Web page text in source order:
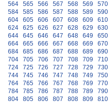
564
565 566 567 568 569 570
584
585 586 587 588 589 590
604
605 606 607 608 609 610
624
625 626 627 628 629 630
644
645 646 647 648 649 650
664
665 666 667 668 669 670
684
685 686 687 688 689 690
704
705 706 707 708 709 710
724
725 726 727 728 729 730
744
745 746 747 748 749 750
764
765 766 767 768 769 770
784
785 786 787 788 789 790
804
805 806 807 808 809 810